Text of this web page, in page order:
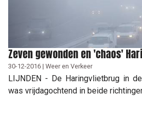
Zeven gewonden en 'chaos'
30-12-2016 | Weer en Verkeer
LIJNDEN - De Haringvlietbrug in
was vrijdagochtend in beide